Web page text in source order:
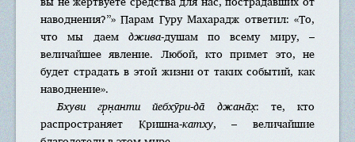
наводнения?”» Парам Гуру Махарадж ответил: «То,
что мы даем джива-душам по всему миру, –
величайшее явление. Любой, кто примет это, не
будет страдать в этой жизни от таких событий, как
наводнение».
Бхуви гр̣н̣анти йебхӯри-да̄ джана̄х̣: те, кто
распространяет Кришна-катху, – величайшие